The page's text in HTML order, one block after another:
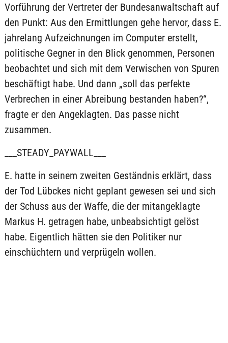
Vorführung der Vertreter der Bundesanwaltschaft auf
den Punkt: Aus den Ermittlungen gehe hervor, dass E.
jahrelang Aufzeichnungen im Computer erstellt,
politische Gegner in den Blick genommen, Personen
beobachtet und sich mit dem Verwischen von Spuren
beschäftigt habe. Und dann „soll das perfekte
Verbrechen in einer Abreibung bestanden haben?“,
fragte er den Angeklagten. Das passe nicht
zusammen.
___STEADY_PAYWALL___
E. hatte in seinem zweiten Geständnis erklärt, dass
der Tod Lübckes nicht geplant gewesen sei und sich
der Schuss aus der Waffe, die der mitangeklagte
Markus H. getragen habe, unbeabsichtigt gelöst
habe. Eigentlich hätten sie den Politiker nur
einschüchtern und verprügeln wollen.